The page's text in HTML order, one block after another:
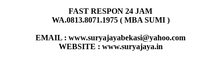
FAST RESPON 24 JAM
WA.0813.8071.1975 ( MBA SUMI )
EMAIL : www.suryajayabekasi@yahoo.com
WEBSITE : www.suryajaya.in